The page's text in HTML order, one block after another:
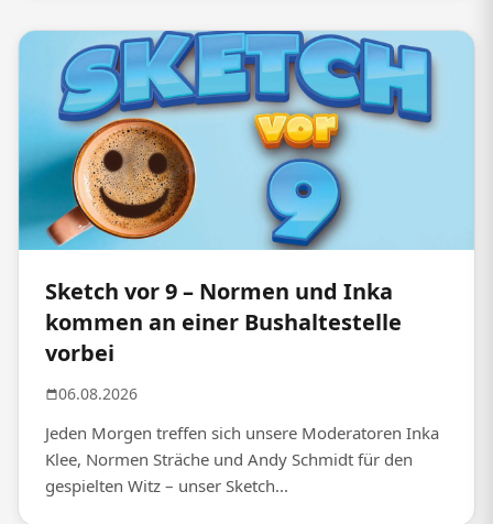
Sketch vor 9 – Normen und Inka
kommen an einer Bushaltestelle
vorbei
06.08.2026
Jeden Morgen treffen sich unsere Moderatoren Inka
Klee, Normen Sträche und Andy Schmidt für den
gespielten Witz – unser Sketch...